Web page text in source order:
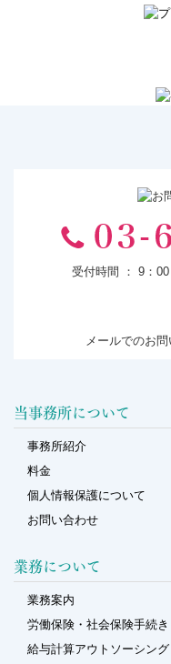
受付時間 ： 9：00
メールでのお
当事務所について
事務所紹介
料金
個人情報保護について
お問い合わせ
業務について
業務案内
労働保険・社会保険手続き
給与計算アウトソーシング